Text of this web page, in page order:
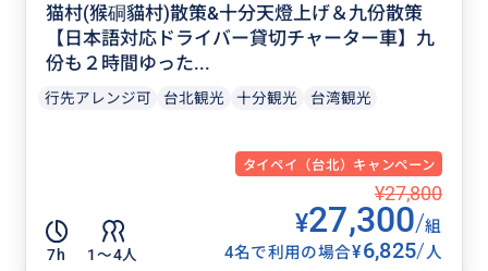
猫村(猴硐貓村)散策&十分天燈上げ＆九份散策
【日本語対応ドライバー貸切チャーター車】九
份も２時間ゆった...
行先アレンジ可 台北観光 十分観光 台湾観光
タイペイ（台北）キャンペーン
7h 1〜4人
¥27,800
¥27,300/組
4名で利用の場合¥6,825/人